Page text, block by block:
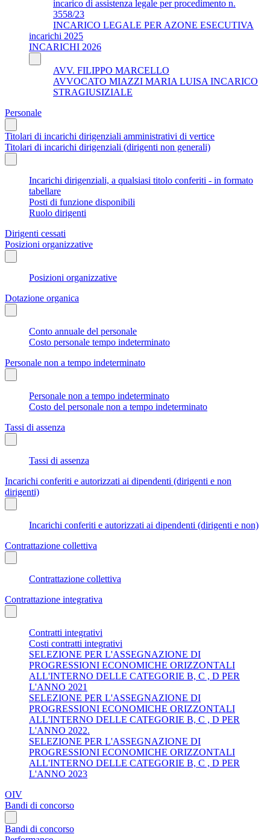
incarico di assistenza legale per procedimento n.
3558/23
INCARICO LEGALE PER AZONE ESECUTIVA
incarichi 2025
INCARICHI 2026
AVV. FILIPPO MARCELLO
AVVOCATO MIAZZI MARIA LUISA INCARICO
STRAGIUSIZIALE
Personale
Titolari di incarichi dirigenziali amministrativi di vertice
Titolari di incarichi dirigenziali (dirigenti non generali)
Incarichi dirigenziali, a qualsiasi titolo conferiti - in formato
tabellare
Posti di funzione disponibili
Ruolo dirigenti
Dirigenti cessati
Posizioni organizzative
Posizioni organizzative
Dotazione organica
Conto annuale del personale
Costo personale tempo indeterminato
Personale non a tempo indeterminato
Personale non a tempo indeterminato
Costo del personale non a tempo indeterminato
Tassi di assenza
Tassi di assenza
Incarichi conferiti e autorizzati ai dipendenti (dirigenti e non
dirigenti)
Incarichi conferiti e autorizzati ai dipendenti (dirigenti e non)
Contrattazione collettiva
Contrattazione collettiva
Contrattazione integrativa
Contratti integrativi
Costi contratti integrativi
SELEZIONE PER L'ASSEGNAZIONE DI
PROGRESSIONI ECONOMICHE ORIZZONTALI
ALL'INTERNO DELLE CATEGORIE B, C , D PER
L'ANNO 2021
SELEZIONE PER L'ASSEGNAZIONE DI
PROGRESSIONI ECONOMICHE ORIZZONTALI
ALL'INTERNO DELLE CATEGORIE B, C , D PER
L'ANNO 2022.
SELEZIONE PER L'ASSEGNAZIONE DI
PROGRESSIONI ECONOMICHE ORIZZONTALI
ALL'INTERNO DELLE CATEGORIE B, C , D PER
L'ANNO 2023
OIV
Bandi di concorso
Bandi di concorso